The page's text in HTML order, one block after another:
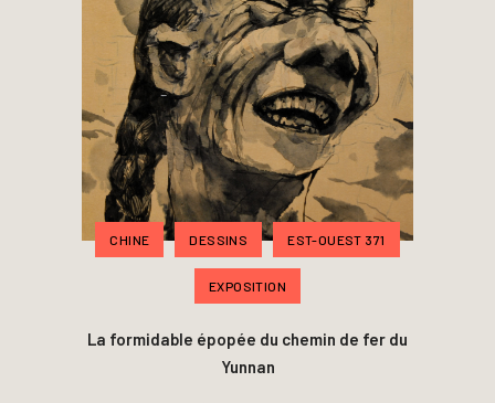
CHINE DESSINS EST-OUEST 371
EXPOSITION
La formidable épopée du chemin de fer du
Yunnan